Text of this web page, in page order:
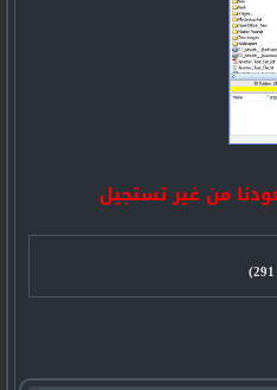
من غير تستجيل